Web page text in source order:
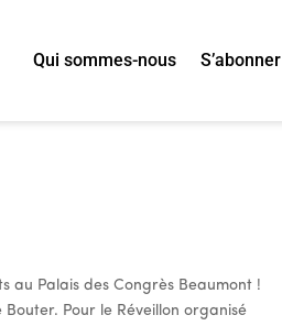
Qui sommes-nous S’abonner
au Palais des Congrès Beaumont !
Pour le Réveillon organisé